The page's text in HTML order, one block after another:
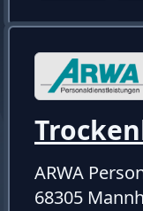
ARWA
68305